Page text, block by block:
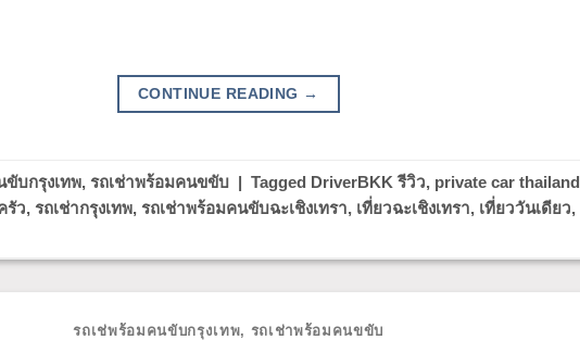
CONTINUE READING →
ขับกรุงเทพ, รถเช่าพร้อมคนขขับ | Tagged DriverBKK รีวิว, private car thailand
รัว, รถเช่ากรุงเทพ, รถเช่าพร้อมคนขับฉะเชิงเทรา, เที่ยวฉะเชิงเทรา, เที่ยววันเดียว,
รถเช่พร้อมคนขับกรุงเทพ, รถเช่าพร้อมคนขขับ